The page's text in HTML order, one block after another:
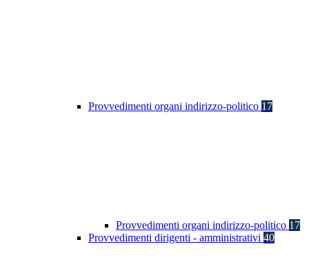
Provvedimenti organi indirizzo-politico 17
Provvedimenti organi indirizzo-politico 17
Provvedimenti dirigenti - amministrativi 40